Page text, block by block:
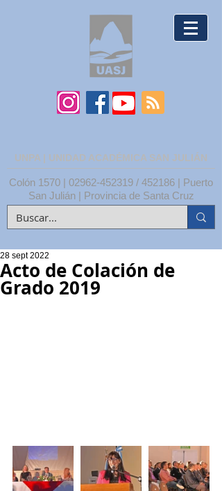
UNPA | UNIDAD ACADÉMICA SAN JULIÁN
Colón 1570 | 02962-452319 / 452186 | Puerto
San Julián | Provincia de Santa Cruz
Acto de Colación de
Grado 2019
28 sept 2022